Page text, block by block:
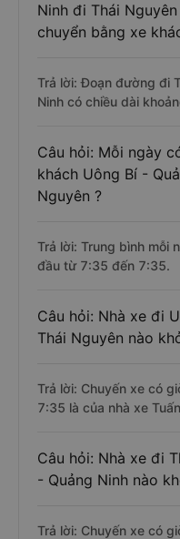
Ninh đi Thái
chuyển bằng xe
Trả lời: Đoạn đường đi
Ninh có chiều dài
Câu hỏi: Mỗi ngày
khách Uông Bí -
Nguyên ?
Trả lời: Trung bình mỗi
đầu từ 7:35 đến 7:35.
Câu hỏi: Nhà xe đi
Thái Nguyên nào
Trả lời: Chuyến xe có
7:35 là của nhà xe
Câu hỏi: Nhà xe đi
- Quảng Ninh nào
Trả lời: Chuyến xe có